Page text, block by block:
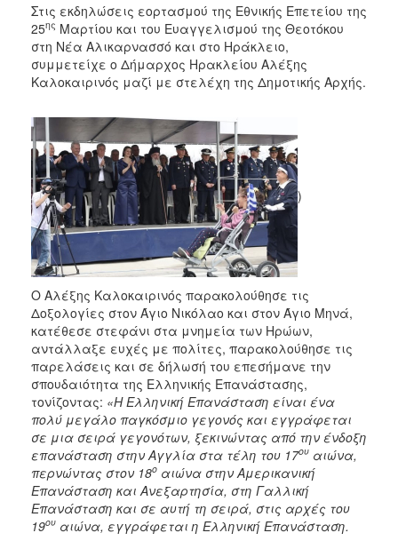
2018
2017
2016
2013
2012
2011
2010
2006
ΤΟΠΟΣ
ΠΟΛΙΤΙΣΜΟΣ
ΑΝΘΕΚΤΙΚΗ
ΠΟΛΗ
Στις εκδηλώσεις εορτασμού της Εθνικής Επετείου της
25ης Μαρτίου και του Ευαγγελισμού της Θεοτόκου
στη Νέα Αλικαρνασσό και στο Ηράκλειο,
συμμετείχε ο Δήμαρχος Ηρακλείου Αλέξης
Καλοκαιρινός μαζί με στελέχη της Δημοτικής Αρχής.
)
Ο Αλέξης Καλοκαιρινός παρακολούθησε τις
Δοξολογίες στον Άγιο Νικόλαο και στον Άγιο Μηνά,
κατέθεσε στεφάνι στα μνημεία των Ηρώων,
αντάλλαξε ευχές με πολίτες, παρακολούθησε τις
παρελάσεις και σε δήλωσή του επεσήμανε την
σπουδαιότητα της Ελληνικής Επανάστασης,
τονίζοντας: «Η Ελληνική Επανάσταση είναι ένα
πολύ μεγάλο παγκόσμιο γεγονός και εγγράφεται
σε μια σειρά γεγονότων, ξεκινώντας από την ένδοξη
επανάσταση στην Αγγλία στα τέλη του 17ου αιώνα,
περνώντας στον 18ο αιώνα στην Αμερικανική
Επανάσταση και Ανεξαρτησία, στη Γαλλική
Επανάσταση και σε αυτή τη σειρά, στις αρχές του
19ου αιώνα, εγγράφεται η Ελληνική Επανάσταση.